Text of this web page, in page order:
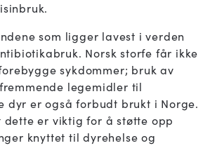
som ligger lavest i verden
Norsk storfe får ikke
sykdommer; bruk av
legemidler til
dyr er også forbudt brukt i Norge.
dette er viktig for å støtte opp
knyttet til dyrehelse og